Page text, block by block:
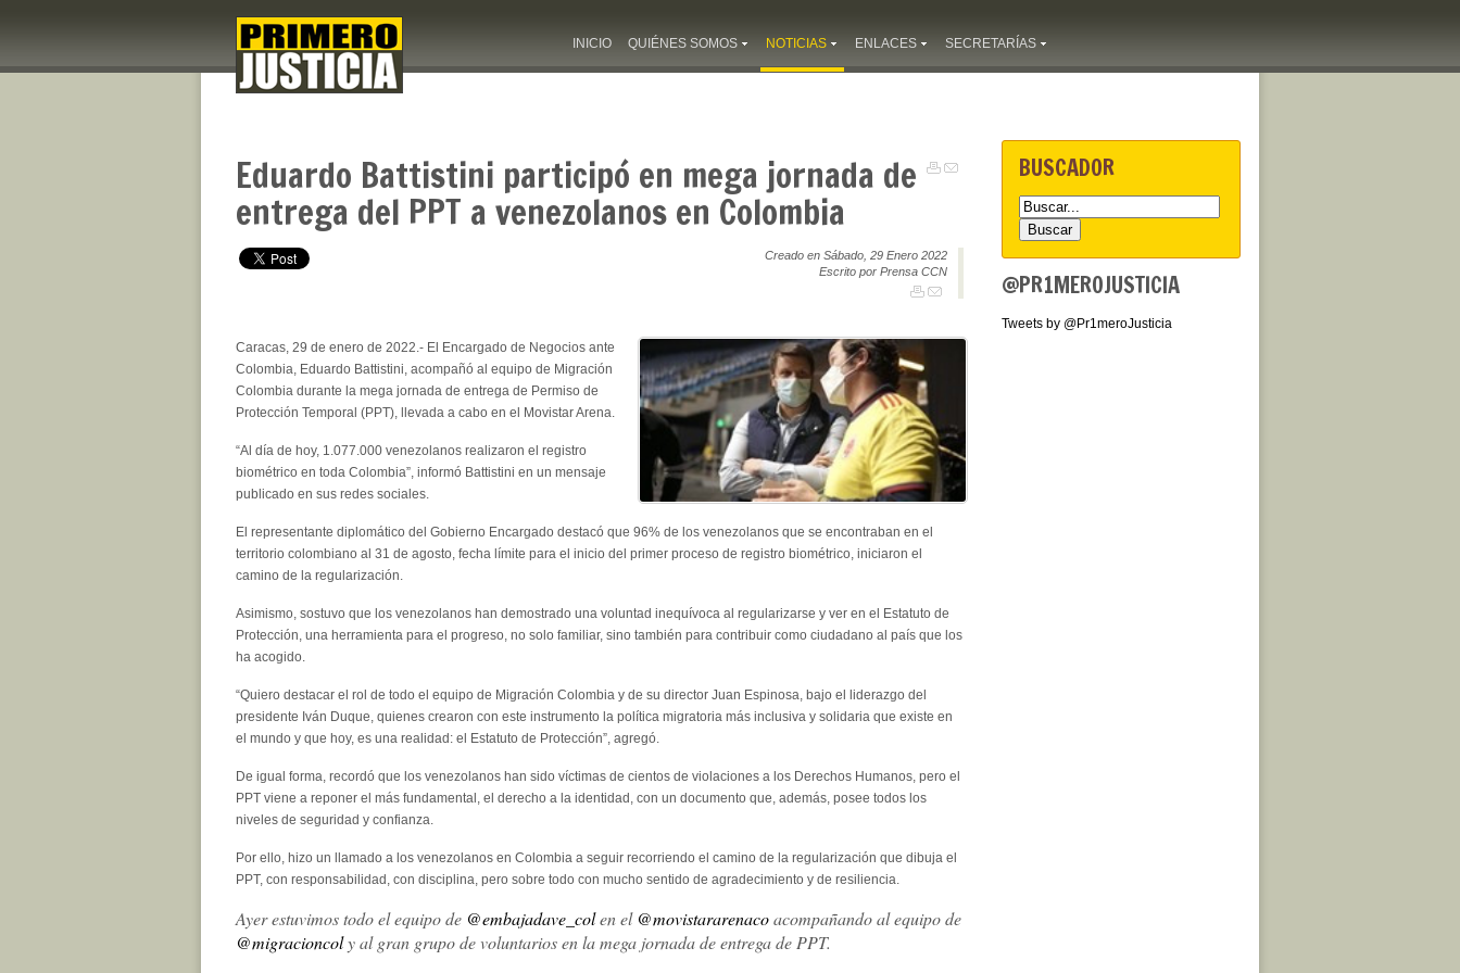
INICIO QUIÉNES SOMOS NOTICIAS ENLACES SECRETARÍAS
Eduardo Battistini participó en mega jornada de
entrega del PPT a venezolanos en Colombia
Creado en Sábado, 29 Enero 2022
Escrito por Prensa CCN
Caracas, 29 de enero de 2022.- El Encargado de Negocios ante
Colombia, Eduardo Battistini, acompañó al equipo de Migración
Colombia durante la mega jornada de entrega de Permiso de
Protección Temporal (PPT), llevada a cabo en el Movistar Arena.
“Al día de hoy, 1.077.000 venezolanos realizaron el registro
biométrico en toda Colombia”, informó Battistini en un mensaje
publicado en sus redes sociales.
El representante diplomático del Gobierno Encargado destacó que 96% de los venezolanos que se encontraban en el
territorio colombiano al 31 de agosto, fecha límite para el inicio del primer proceso de registro biométrico, iniciaron el
camino de la regularización.
Asimismo, sostuvo que los venezolanos han demostrado una voluntad inequívoca al regularizarse y ver en el Estatuto de
Protección, una herramienta para el progreso, no solo familiar, sino también para contribuir como ciudadano al país que los
ha acogido.
“Quiero destacar el rol de todo el equipo de Migración Colombia y de su director Juan Espinosa, bajo el liderazgo del
presidente Iván Duque, quienes crearon con este instrumento la política migratoria más inclusiva y solidaria que existe en
el mundo y que hoy, es una realidad: el Estatuto de Protección”, agregó.
De igual forma, recordó que los venezolanos han sido víctimas de cientos de violaciones a los Derechos Humanos, pero el
PPT viene a reponer el más fundamental, el derecho a la identidad, con un documento que, además, posee todos los
niveles de seguridad y confianza.
Por ello, hizo un llamado a los venezolanos en Colombia a seguir recorriendo el camino de la regularización que dibuja el
PPT, con responsabilidad, con disciplina, pero sobre todo con mucho sentido de agradecimiento y de resiliencia.
Ayer estuvimos todo el equipo de @embajadave_colen el @movistararenacoacompañando al equipo de
@migracioncoly al gran grupo de voluntarios en la mega jornada de entrega de PPT.
BUSCADOR
@PR1MEROJUSTICIA
Tweets by @Pr1meroJusticia